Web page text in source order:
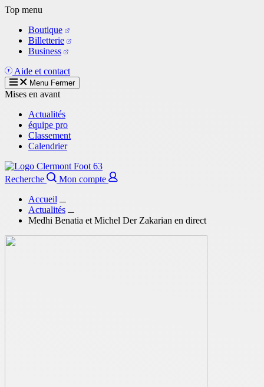
Aller
contenu
principal
Top menu
Boutique
Billetterie
Business
Aide et contact
Menu Fermer
Mises en avant
Actualités
équipe pro
Classement
Calendrier
Recherche
Mon compte
Accueil
Actualités
Medhi Benatia et Michel Der Zakarian en direct